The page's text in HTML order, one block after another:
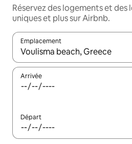
Réservez des logements et
uniques et plus sur Airbnb.
Emplacement
Quand les résultats sont
Arrivée
Départ